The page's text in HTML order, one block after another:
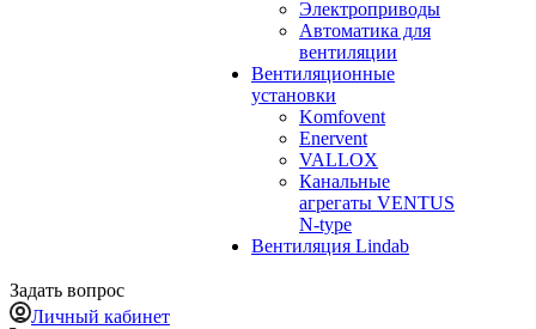
Электроприводы
Автоматика для
вентиляции
Вентиляционные
установки
Komfovent
Enervent
VALLOX
Канальные
агрегаты VENTUS
N-type
Вентиляция Lindab
Задать вопрос
Личный кабинет